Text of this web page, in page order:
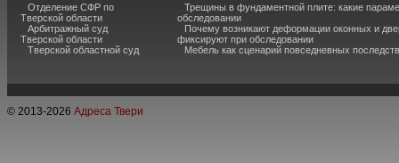
Отделение СФР по
Тверской области
Арбитражный суд
Тверской области
Тверской областной суд
Трещины в фундаментной плите: какие
обследовании
Почему возникают деформации оконных и
фиксируют при обследовании
Мебель как сценарий повседневных
© 2013-2026 Адреса Твери